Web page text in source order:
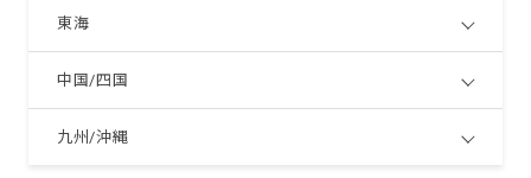
東海
中国/四国
九州/沖縄